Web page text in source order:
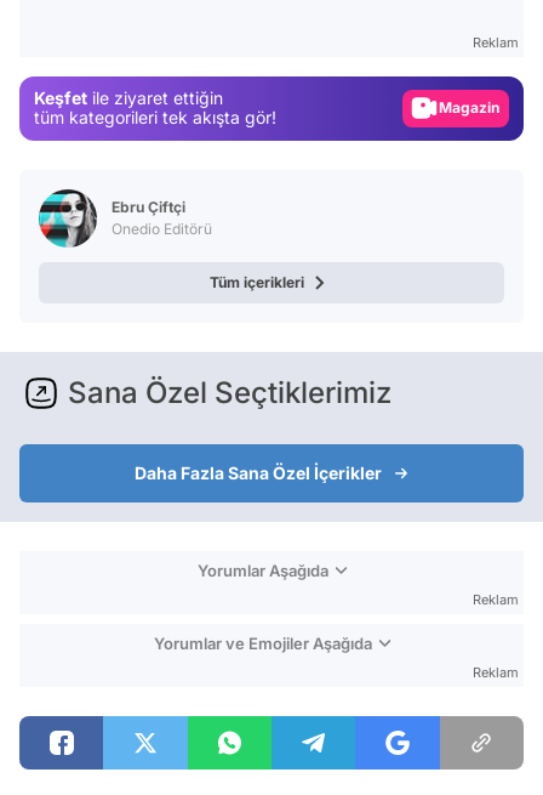
Reklam
Keşfet ile ziyaret ettiğin
tüm kategorileri tek akışta gör!
Video
Ebru Çiftçi
Onedio Editörü
Tüm içerikleri
Sana Özel Seçtiklerimiz
Daha Fazla Sana Özel İçerikler
Yorumlar Aşağıda
Reklam
Yorumlar ve Emojiler Aşağıda
Reklam